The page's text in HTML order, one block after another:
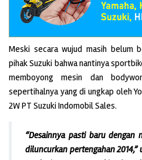
Meski secara wujud masih belum
pihak Suzuki bahwa nantinya
memboyong mesin dan
sepertihalnya yang di ungkap oleh
2W PT Suzuki Indomobil Sales.
“Desainnya pasti baru dengan
diluncurkan pertengahan 2014,”